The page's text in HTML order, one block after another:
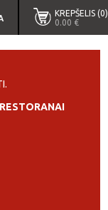
KREPŠELIS (0)
0.00 €